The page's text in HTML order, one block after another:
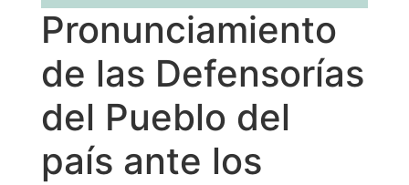
Pronunciamiento
de las Defensorías
del Pueblo del
país ante los